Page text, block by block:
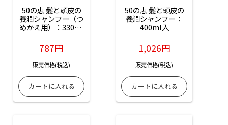
50の恵 髪と頭皮の
養潤シャンプー（つ
めかえ用）：330ml
787円
販売価格(税込)
50の恵 髪と頭皮の
養潤シャンプー：
400ml入
1,026円
販売価格(税込)